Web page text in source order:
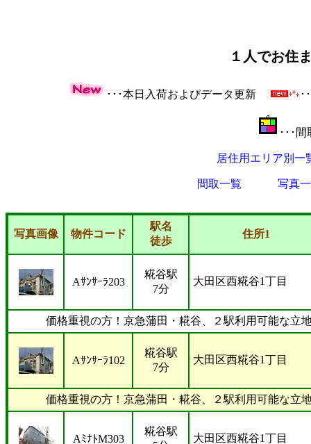
１人でお住
･･･本日入荷およびデータ更新 ･
･･･
居住用エリア別一
間取一覧 写真
写真画像 物件コード
駅名
徒歩
住所1
Aｻﾝｻｰﾗ203
糀谷駅
7分
大田区西糀谷1丁目
価格重視の方！京急蒲田・糀谷、２駅利用可能な立
Aｻﾝｻｰﾗ102
糀谷駅
7分
大田区西糀谷1丁目
価格重視の方！京急蒲田・糀谷、２駅利用可能な立
AﾐﾅﾄM303
糀谷駅
大田区西糀谷1丁目